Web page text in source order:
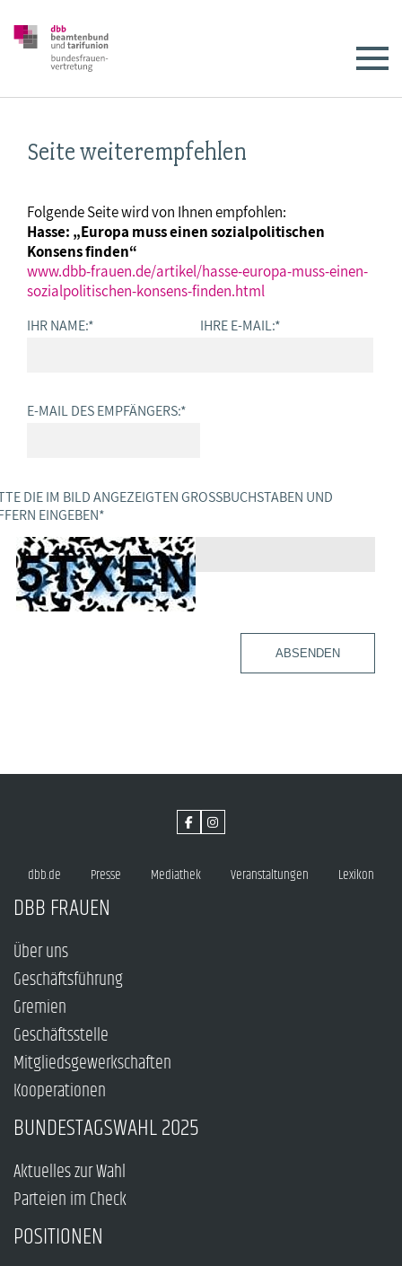
Seite weiterempfehlen
Folgende Seite wird von Ihnen empfohlen:
Hasse: „Europa muss einen sozialpolitischen
Konsens finden“
www.dbb-frauen.de/artikel/hasse-europa-muss-einen-
sozialpolitischen-konsens-finden.html
IHR NAME:* IHRE E-MAIL:*
E-MAIL DES EMPFÄNGERS:*
DIE IM BILD ANGEZEIGTEN GROSSBUCHSTABEN UND Z
EINGEBEN *
ABSENDEN
dbb.de Presse Mediathek Veranstaltungen Lexikon
DBB FRAUEN
Über uns
Geschäftsführung
Gremien
Geschäftsstelle
Mitgliedsgewerkschaften
Kooperationen
BUNDESTAGSWAHL 2025
Aktuelles zur Wahl
Parteien im Check
POSITIONEN